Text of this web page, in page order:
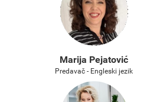
Marija Pejatović
Predavač - Engleski jezik